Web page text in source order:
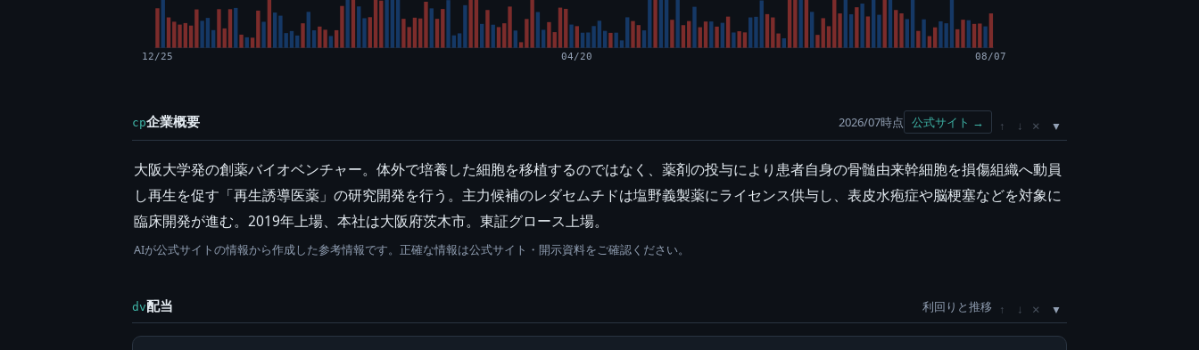
12/25 04/20 08/07
cp企業概要 2026/07時点 公式サイト → ↑ ↓ ×
大阪大学発の創薬バイオベンチャー。体外で培養した細胞を移植するのではなく、薬剤の投与により患者自身の骨髄由来幹細胞を損傷組織へ動員
し再生を促す「再生誘導医薬」の研究開発を行う。主力候補のレダセムチドは塩野義製薬にライセンス供与し、表皮水疱症や脳梗塞などを対象に
臨床開発が進む。2019年上場、本社は大阪府茨木市。東証グロース上場。
AIが公式サイトの情報から作成した参考情報です。正確な情報は公式サイト・開示資料をご確認ください。
dv配当 利回りと推移 ↑ ↓ ×